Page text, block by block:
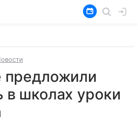
предложили
в школах уроки